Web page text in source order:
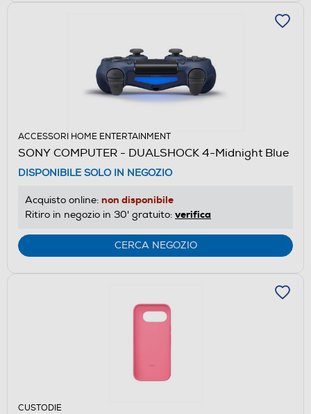
ACCESSORI HOME ENTERTAINMENT
SONY COMPUTER - DUALSHOCK 4-Midnight Blue
DISPONIBILE SOLO IN NEGOZIO
Acquisto online: non disponibile
Ritiro in negozio in 30' gratuito: verifica
CERCA NEGOZIO
CUSTODIE